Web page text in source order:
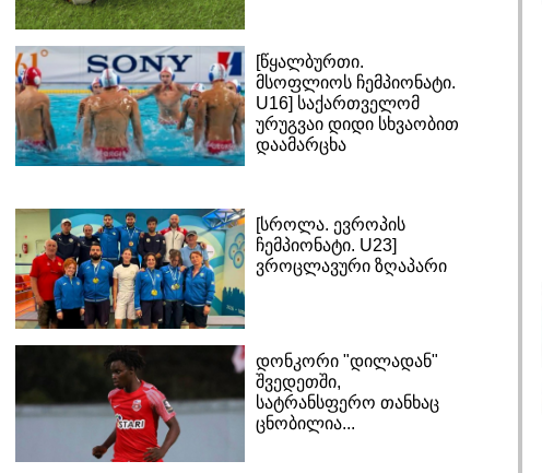
[წყალბურთი.
მსოფლიოს ჩემპიონატი.
U16] საქართველომ
ურუგვაი დიდი სხვაობით
დაამარცხა
[სროლა. ევროპის
ჩემპიონატი. U23]
ვროცლავური ზღაპარი
დონკორი "დილადან"
შვედეთში,
სატრანსფერო თანხაც
ცნობილია...